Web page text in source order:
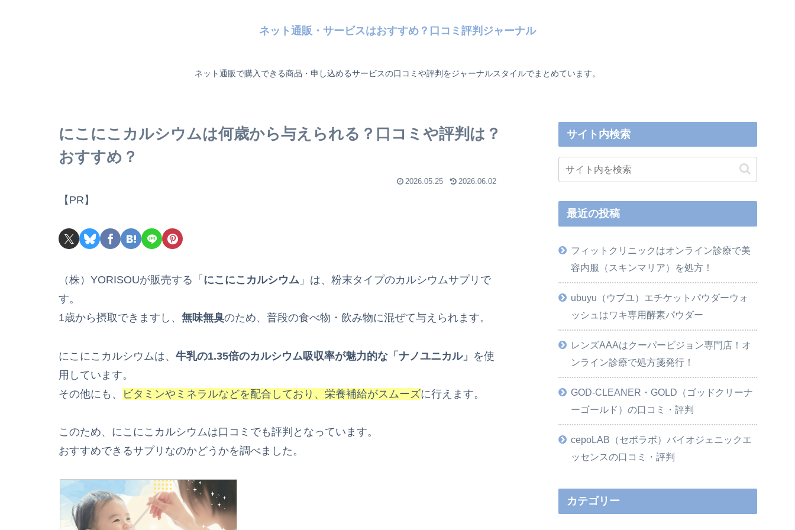
ネット通販・サービスはおすすめ？口コミ評判ジャーナル
ネット通販で購入できる商品・申し込めるサービスの口コミや評判をジャーナルスタイルでまとめています。
にこにこカルシウムは何歳から与えられる？口コミや評判は？
おすすめ？
2026.05.25 2026.06.02
【PR】
（株）YORISOUが販売する「 にこにこカルシウム 」は、粉末タイプのカルシウムサプリで
す。
1歳から摂取できますし、 無味無臭のため、普段の食べ物・飲み物に混ぜて与えられます。
にこにこカルシウムは、 牛乳の1.35倍のカルシウム吸収率が魅力的な「ナノユニカル」 を使
用しています。
その他にも、
ビタミンやミネラルなどを配合しており、栄養補給がスムーズに行えます。
このため、にこにこカルシウムは口コミでも評判となっています。
おすすめできるサプリなのかどうかを調べました。
サイト内検索
最近の投稿
フィットクリニックはオンライン診療で美
容内服（スキンマリア）を処方！
ubuyu（ウブユ）エチケットパウダーウォ
ッシュはワキ専用酵素パウダー
レンズAAAはクーパービジョン専門店！オ
ンライン診療で処方箋発行！
GOD-CLEANER・GOLD（ゴッドクリーナ
ーゴールド）の口コミ・評判
cepoLAB（セポラボ）バイオジェニックエ
ッセンスの口コミ・評判
カテゴリー